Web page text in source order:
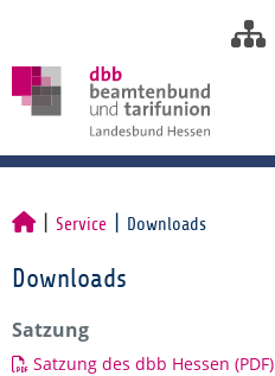
Service Downloads
Downloads
Satzung
Satzung des dbb Hessen (PDF)